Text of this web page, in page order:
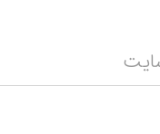
صورت ریمستر شده برای رایانه